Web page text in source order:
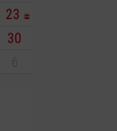
23
30